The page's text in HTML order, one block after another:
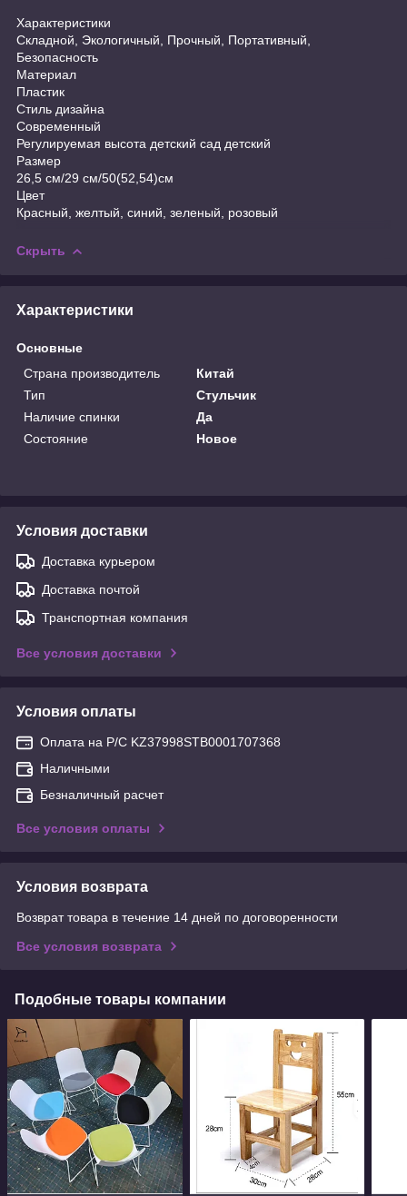
Характеристики
Складной, Экологичный, Прочный, Портативный,
Безопасность
Материал
Пластик
Стиль дизайна
Современный
Регулируемая высота детский сад детский
Размер
26,5 см/29 см/50(52,54)см
Цвет
Красный, желтый, синий, зеленый, розовый
Скрыть
Характеристики
Основные
Страна производитель
Китай
Тип
Стульчик
Наличие спинки
Да
Состояние
Новое
Условия доставки
Доставка курьером
Доставка почтой
Транспортная компания
Все условия доставки
Условия оплаты
Оплата на Р/С KZ37998STB0001707368
Наличными
Безналичный расчет
Все условия оплаты
Условия возврата
Возврат товара в течение 14 дней по договоренности
Все условия возврата
Подобные товары компании